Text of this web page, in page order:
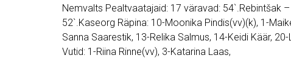
Nemvalts Pealtvaatajaid: 17 väravad: 54`.Rebintšak
52`.Kaseorg Räpina: 10-Moonika Pindis(vv)(k), 1-
Sanna Saarestik, 13-Relika Salmus, 14-Keidi Käär,
Vutid: 1-Riina Rinne(vv), 3-Katarina Laas,